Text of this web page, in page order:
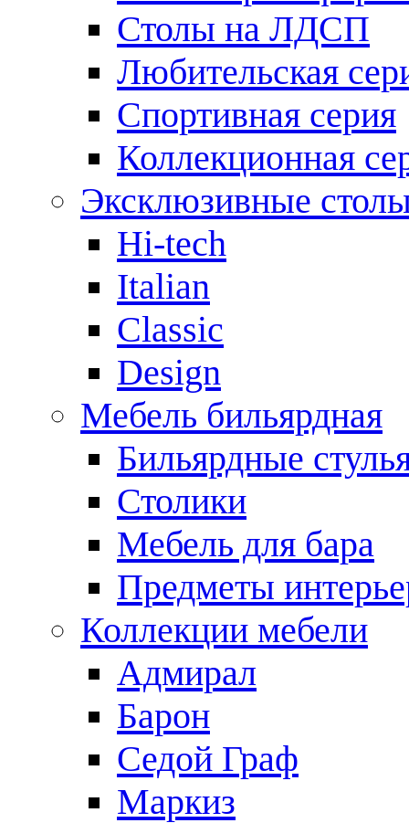
Столы на ЛДСП
Любительская
Спортивная серия
Коллекционная
Эксклюзивные
Hi-tech
Italian
Сlassic
Design
Мебель бильярдная
Бильярдные
Столики
Мебель для бара
Предметы
Коллекции мебели
Адмирал
Барон
Седой Граф
Маркиз